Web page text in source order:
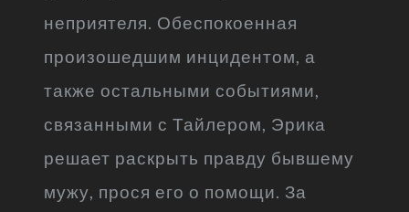
неприятеля. Обеспокоенная
произошедшим инцидентом, а
также остальными событиями,
связанными с Тайлером, Эрика
решает раскрыть правду бывшему
мужу, прося его о помощи. За